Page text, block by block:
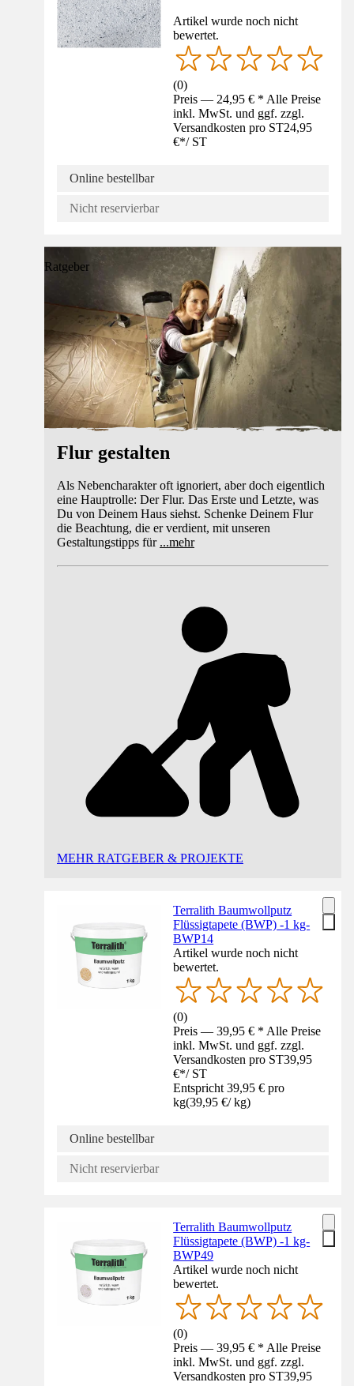
Artikel wurde noch nicht
bewertet.
(0)
Preis — 24,95 € * Alle Preise
inkl. MwSt. und ggf. zzgl.
Versandkosten pro ST24,95
€*/ ST
Online bestellbar
Nicht reservierbar
Ratgeber
Flur gestalten
Als Nebencharakter oft ignoriert, aber doch eigentlich
eine Hauptrolle: Der Flur. Das Erste und Letzte, was
Du von Deinem Haus siehst. Schenke Deinem Flur
die Beachtung, die er verdient, mit unseren
Gestaltungstipps für ...mehr
MEHR RATGEBER & PROJEKTE
Terralith Baumwollputz
Flüssigtapete (BWP) -1 kg-
BWP14
Artikel wurde noch nicht
bewertet.
(0)
Preis — 39,95 € * Alle Preise
inkl. MwSt. und ggf. zzgl.
Versandkosten pro ST39,95
€*/ ST
Entspricht 39,95 € pro
kg(39,95 €/ kg)
Online bestellbar
Nicht reservierbar
Terralith Baumwollputz
Flüssigtapete (BWP) -1 kg-
BWP49
Artikel wurde noch nicht
bewertet.
(0)
Preis — 39,95 € * Alle Preise
inkl. MwSt. und ggf. zzgl.
Versandkosten pro ST39,95